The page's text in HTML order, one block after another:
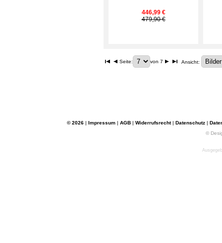
446,99 €
479,90 €
Seite: von 7 Ansicht:
© 2026 | Impressum | AGB | Widerrufsrecht| Datenschutz |
©